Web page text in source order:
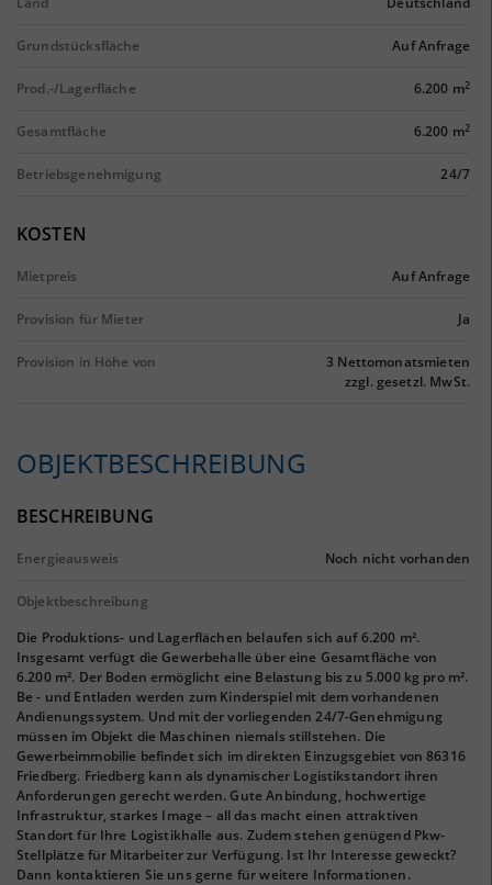
Grundstücksfläche Auf Anfrage
Prod.-/Lagerfläche 6.200 m2
Gesamtfläche 6.200 m2
Betriebsgenehmigung 24/7
KOSTEN
Mietpreis Auf Anfrage
Provision für Mieter Ja
Provision in Höhe von
3 Nettomonatsmieten
zzgl. gesetzl. MwSt.
OBJEKTBESCHREIBUNG
BESCHREIBUNG
Energieausweis Noch nicht vorhanden
Objektbeschreibung
Die Produktions- und Lagerflächen belaufen sich auf 6.200 m².
Insgesamt verfügt die Gewerbehalle über eine Gesamtfläche von
6.200 m². Der Boden ermöglicht eine Belastung bis zu 5.000 kg pro m².
Be - und Entladen werden zum Kinderspiel mit dem vorhandenen
Andienungssystem. Und mit der vorliegenden 24/7-Genehmigung
müssen im Objekt die Maschinen niemals stillstehen. Die
Gewerbeimmobilie befindet sich im direkten Einzugsgebiet von 86316
Friedberg. Friedberg kann als dynamischer Logistikstandort ihren
Anforderungen gerecht werden. Gute Anbindung, hochwertige
Infrastruktur, starkes Image – all das macht einen attraktiven
Standort für Ihre Logistikhalle aus. Zudem stehen genügend Pkw-
Stellplätze für Mitarbeiter zur Verfügung. Ist Ihr Interesse geweckt?
Dann kontaktieren Sie uns gerne für weitere Informationen.